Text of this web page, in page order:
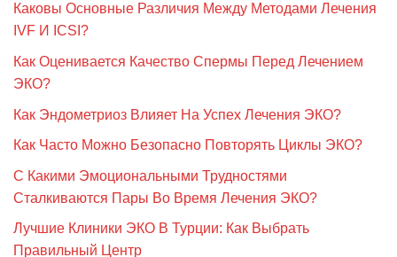
Каковы Основные Различия Между Методами Лечения
IVF И ICSI?
Как Оценивается Качество Спермы Перед Лечением
ЭКО?
Как Эндометриоз Влияет На Успех Лечения ЭКО?
Как Часто Можно Безопасно Повторять Циклы ЭКО?
С Какими Эмоциональными Трудностями
Сталкиваются Пары Во Время Лечения ЭКО?
Лучшие Клиники ЭКО В Турции: Как Выбрать
Правильный Центр